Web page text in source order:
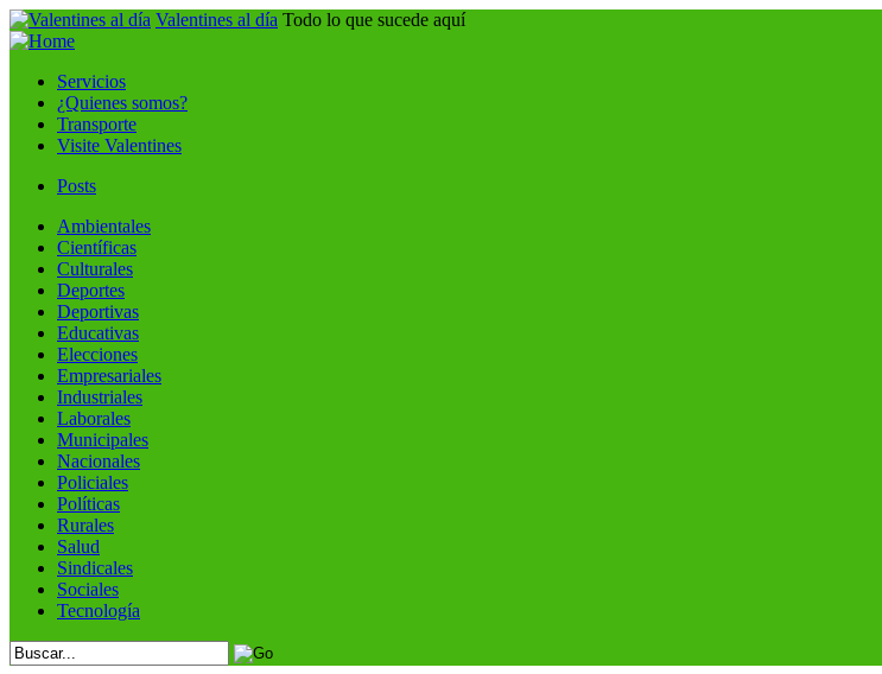
Valentines al día Todo lo que sucede aquí
Servicios
¿Quienes somos?
Transporte
Visite Valentines
Posts
Ambientales
Científicas
Culturales
Deportes
Deportivas
Educativas
Elecciones
Empresariales
Industriales
Laborales
Municipales
Nacionales
Policiales
Políticas
Rurales
Salud
Sindicales
Sociales
Tecnología